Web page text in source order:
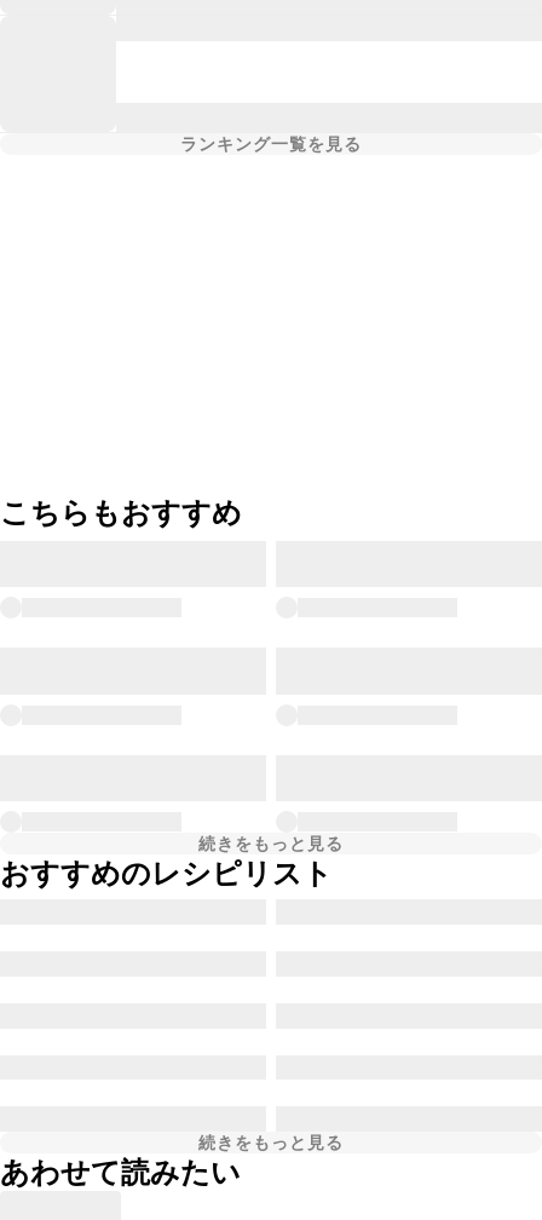
ランキング一覧を見る
こちらもおすすめ
続きをもっと見る
おすすめのレシピリスト
続きをもっと見る
あわせて読みたい